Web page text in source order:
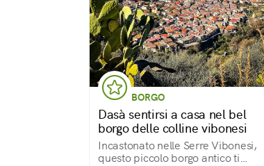
BORGO
Dasà sentirsi a casa nel bel
borgo delle colline vibonesi
Incastonato nelle Serre Vibonesi,
questo piccolo borgo antico ti